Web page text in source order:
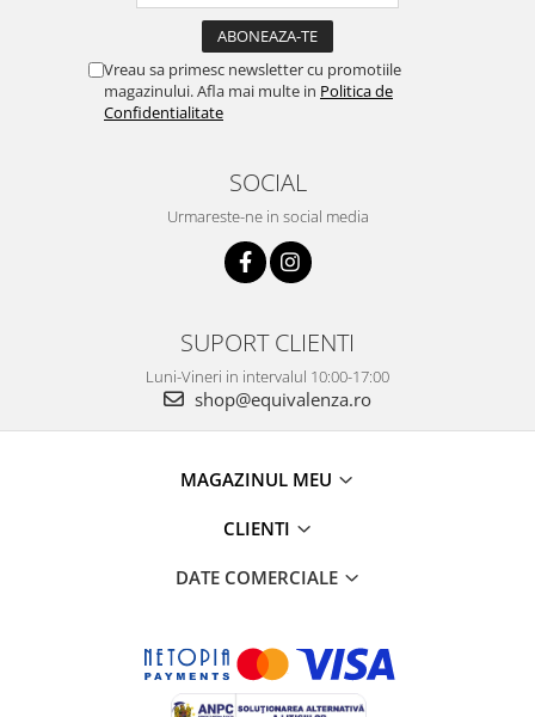
Vreau sa primesc newsletter cu promotiile
magazinului. Afla mai multe in Politica de
Confidentialitate
SOCIAL
Urmareste-ne in social media
SUPORT CLIENTI
Luni-Vineri in intervalul 10:00-17:00
shop@equivalenza.ro
MAGAZINUL MEU
CLIENTI
DATE COMERCIALE